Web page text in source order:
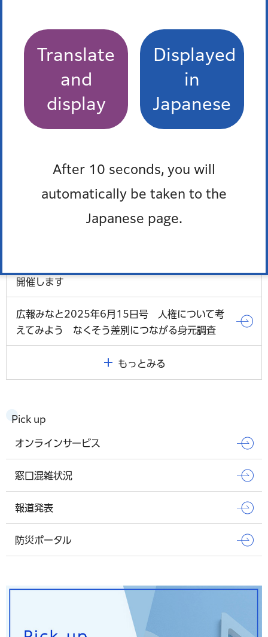
Translate
and
display
Displayed
in
Japanese
After 10 seconds, you will
automatically be taken to the
Japanese page.
広報みなと2025年6月15日号 トップページ
広報みなと2025年6月15日号 マイナンバーカ
ードの大切なお知らせ 2つの有効期限は大丈
夫？
スを利用しませんか
開催します
広報みなと2025年6月15日号 人権について考
えてみよう なくそう差別につながる身元調査
もっとみる
Pick up
オンラインサービス
窓口混雑状況
報道発表
防災ポータル